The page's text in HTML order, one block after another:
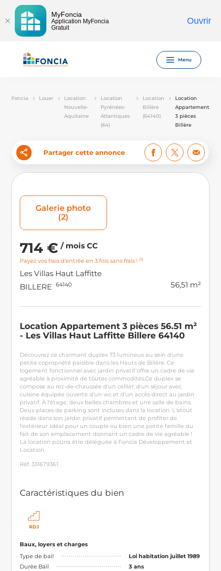
MyFoncia
Application MyFoncia
Gratuit
Ouvrir
Menu
Foncia Louer
Location
Nouvelle-
Aquitaine
Location
Pyrénées-
Atlantiques
(64)
Location
Billère
(64140)
Location
Appartement
3 pièces
Billère
Partager cette annonce
Galerie photo
(2)
Location Appartement 3 pièces 56.51 m²
- Les Villas Haut Laffitte Billere 64140
Découvrez ce charmant duplex T3 lumineux au sein d'une
petite copropriété paisible dans les Hauts de Billère. Ce
logement fonctionnel avec jardin privatif offre un cadre de vie
agréable à proximité de toutes commodités.Ce duplex se
compose au rez-de-chaussée d'un cellier, d'un séjour avec
cuisine équipée ouverte d'un wc et d'un accès direct au jardin
privatif. À l'étage, deux belles chambres et une salle de bains.
Deux places de parking sont incluses dans la location. L'atout
réside dans son jardin privatif permettant de profiter de
l'extérieur. Idéal pour un couple ou bien une petite famille du
fait de son emplacement donnant un cadre de vie agréable !
La location pourra être déléguée à Foncia Développement et
Location.
Réf. 331679361
Caractéristiques du bien
RDJ
Baux, loyers et charges
Type de bail
Loi habitation juillet 1989
Durée Bail
3 ans
714 € / mois CC
Payez vos frais d’entrée en 3 fois sans frais ! (1)
Les Villas Haut Laffitte
BILLERE 64140 56,51 m²